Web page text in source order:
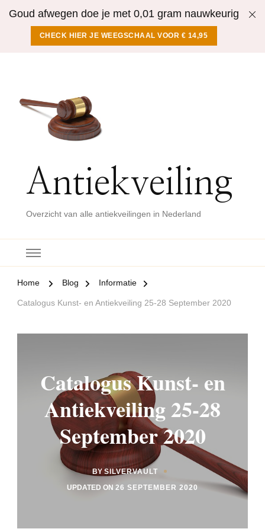
Goud afwegen doe je met 0,01 gram nauwkeurig
CHECK HIER JE WEEGSCHAAL VOOR € 14,95
Antiekveiling
Overzicht van alle antiekveilingen in Nederland
Home Blog Informatie
Catalogus Kunst- en Antiekveiling 25-28 September 2020
Catalogus Kunst- en
Antiekveiling 25-28
September 2020
BY SILVERVAULT
UPDATED ON 26 SEPTEMBER 2020